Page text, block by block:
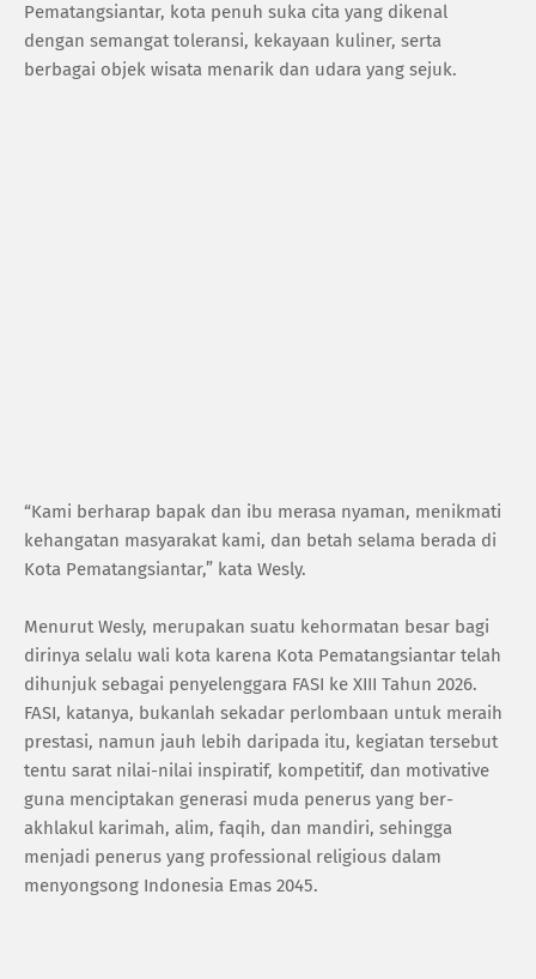
Pematangsiantar, kota penuh suka cita yang dikenal
dengan semangat toleransi, kekayaan kuliner, serta
berbagai objek wisata menarik dan udara yang sejuk.
“Kami berharap bapak dan ibu merasa nyaman, menikmati
kehangatan masyarakat kami, dan betah selama berada di
Kota Pematangsiantar,” kata Wesly.
Menurut Wesly, merupakan suatu kehormatan besar bagi
dirinya selalu wali kota karena Kota Pematangsiantar telah
dihunjuk sebagai penyelenggara FASI ke XIII Tahun 2026.
FASI, katanya, bukanlah sekadar perlombaan untuk meraih
prestasi, namun jauh lebih daripada itu, kegiatan tersebut
tentu sarat nilai-nilai inspiratif, kompetitif, dan motivative
guna menciptakan generasi muda penerus yang ber-
akhlakul karimah, alim, faqih, dan mandiri, sehingga
menjadi penerus yang professional religious dalam
menyongsong Indonesia Emas 2045.